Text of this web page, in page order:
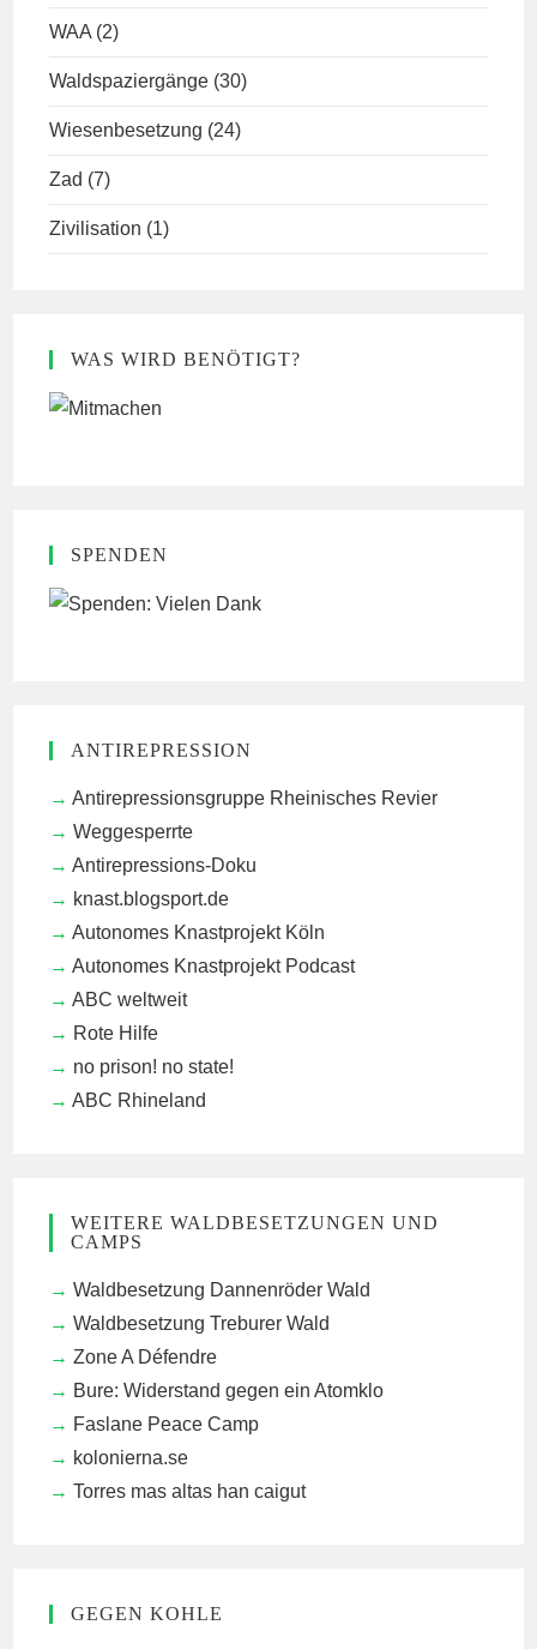
WAA (2)
Waldspaziergänge (30)
Wiesenbesetzung (24)
Zad (7)
Zivilisation (1)
WAS WIRD BENÖTIGT?
SPENDEN
ANTIREPRESSION
Antirepressionsgruppe Rheinisches Revier
Weggesperrte
Antirepressions-Doku
knast.blogsport.de
Autonomes Knastprojekt Köln
Autonomes Knastprojekt Podcast
ABC weltweit
Rote Hilfe
no prison! no state!
ABC Rhineland
WEITERE WALDBESETZUNGEN UND
CAMPS
Waldbesetzung Dannenröder Wald
Waldbesetzung Treburer Wald
Zone A Défendre
Bure: Widerstand gegen ein Atomklo
Faslane Peace Camp
kolonierna.se
Torres mas altas han caigut
GEGEN KOHLE